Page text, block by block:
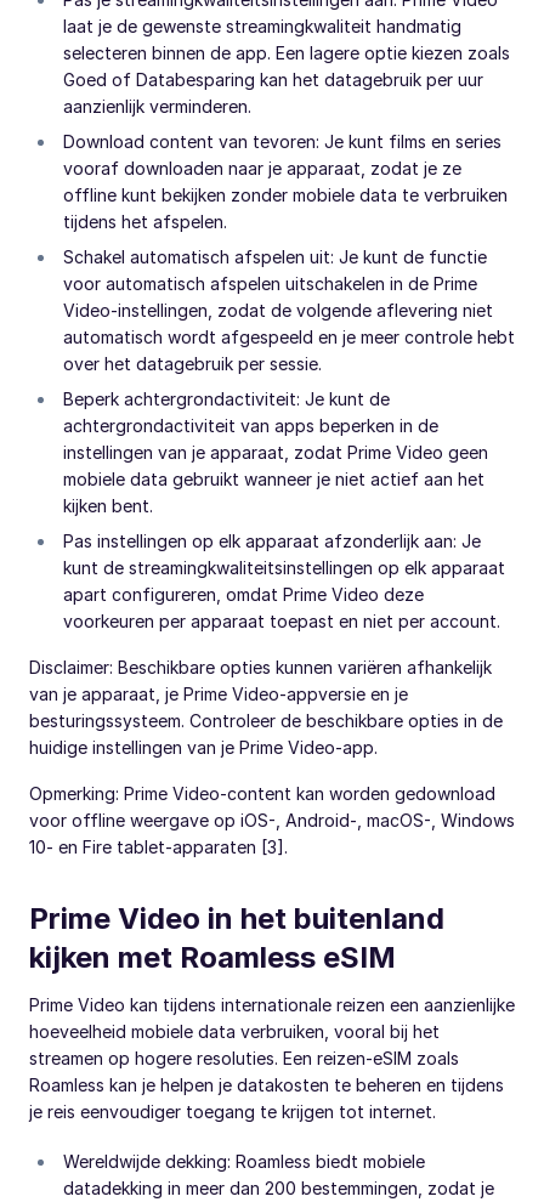
laat je de gewenste streamingkwaliteit handmatig
selecteren binnen de app. Een lagere optie kiezen zoals
Goed of Databesparing kan het datagebruik per uur
aanzienlijk verminderen.
Download content van tevoren: Je kunt films en series
vooraf downloaden naar je apparaat, zodat je ze
offline kunt bekijken zonder mobiele data te verbruiken
tijdens het afspelen.
Schakel automatisch afspelen uit: Je kunt de functie
voor automatisch afspelen uitschakelen in de Prime
Video-instellingen, zodat de volgende aflevering niet
automatisch wordt afgespeeld en je meer controle hebt
over het datagebruik per sessie.
Beperk achtergrondactiviteit: Je kunt de
achtergrondactiviteit van apps beperken in de
instellingen van je apparaat, zodat Prime Video geen
mobiele data gebruikt wanneer je niet actief aan het
kijken bent.
Pas instellingen op elk apparaat afzonderlijk aan: Je
kunt de streamingkwaliteitsinstellingen op elk apparaat
apart configureren, omdat Prime Video deze
voorkeuren per apparaat toepast en niet per account.
Disclaimer: Beschikbare opties kunnen variëren afhankelijk
van je apparaat, je Prime Video-appversie en je
besturingssysteem. Controleer de beschikbare opties in de
huidige instellingen van je Prime Video-app.
Opmerking: Prime Video-content kan worden gedownload
voor offline weergave op iOS-, Android-, macOS-, Windows
10- en Fire tablet-apparaten [3].
Prime Video in het buitenland
kijken met Roamless eSIM
Prime Video kan tijdens internationale reizen een aanzienlijke
hoeveelheid mobiele data verbruiken, vooral bij het
streamen op hogere resoluties. Een reizen-eSIM zoals
Roamless kan je helpen je datakosten te beheren en tijdens
je reis eenvoudiger toegang te krijgen tot internet.
Wereldwijde dekking: Roamless biedt mobiele
datadekking in meer dan 200 bestemmingen, zodat je